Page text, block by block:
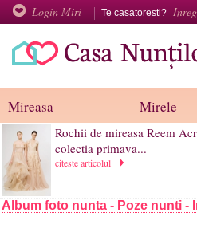
Login Miri Te casatoresti?
Mireasa Mirele
Rochii de mireasa Reem
colectia primava...
citeste articolul
Album foto nunta - Poze nunti -